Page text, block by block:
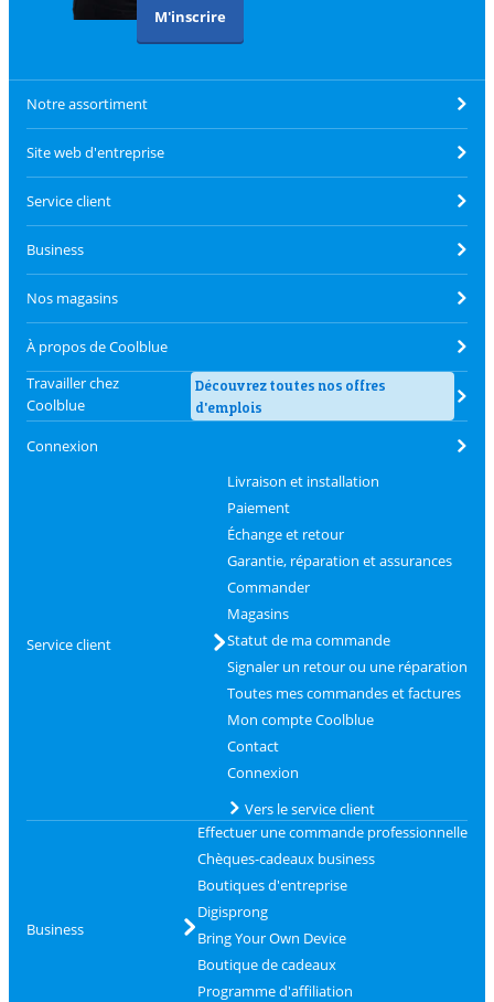
M'inscrire
Notre assortiment
Site web d'entreprise
Service client
Business
Nos magasins
À propos de Coolblue
Travailler chez
Coolblue
Découvrez toutes nos offres
d'emplois
Connexion
Service client
Livraison et installation
Paiement
Échange et retour
Garantie, réparation et assurances
Commander
Magasins
Statut de ma commande
Signaler un retour ou une réparation
Toutes mes commandes et factures
Mon compte Coolblue
Contact
Connexion
Vers le service client
Business
Effectuer une commande professionnelle
Chèques-cadeaux business
Boutiques d'entreprise
Digisprong
Bring Your Own Device
Boutique de cadeaux
Programme d'affiliation